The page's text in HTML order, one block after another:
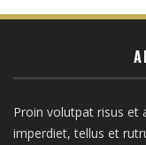
Proin volutpat risus et
imperdiet, tellus et